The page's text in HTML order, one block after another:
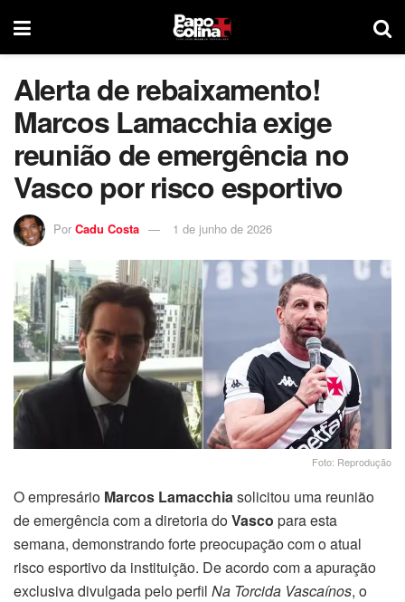
Alerta de rebaixamento!
Marcos Lamacchia exige
reunião de emergência no
Vasco por risco esportivo
Por Cadu Costa 1 de junho de 2026
Foto: Reprodução
O empresário Marcos Lamacchiasolicitou uma reunião
de emergência com a diretoria doVasco para esta
semana, demonstrando forte preocupação com o atual
risco esportivo da instituição. De acordo com a apuração
exclusiva divulgada pelo perfil Na Torcida Vascaínos, o